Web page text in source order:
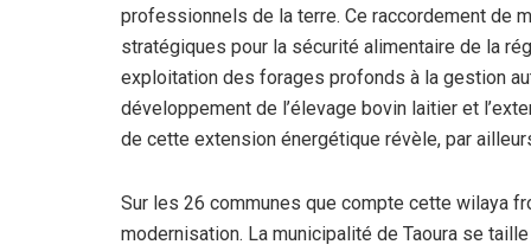
professionnels de la terre. Ce raccordement de
stratégiques pour la sécurité alimentaire de la
exploitation des forages profonds à la gestion
développement de l’élevage bovin laitier et
de cette extension énergétique révèle, par
Sur les 26 communes que compte cette wilaya
modernisation. La municipalité de Taoura se